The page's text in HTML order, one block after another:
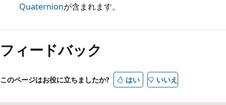
Quaternionが含まれます。
フィードバック
このページはお役に立ちましたか? はい いいえ